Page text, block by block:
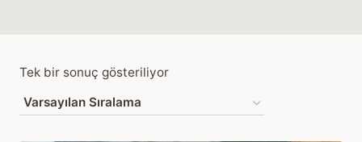
Tek bir sonuç gösteriliyor